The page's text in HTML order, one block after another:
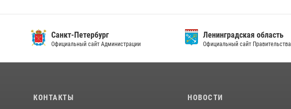
Санкт-Петербург
Официальный сайт Администрации
Ленинградская область
Официальный сайт Правительства
КОНТАКТЫ НОВОСТИ